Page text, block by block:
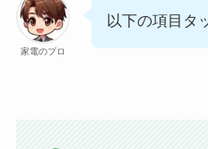
家電のプロ
以下の項目タ